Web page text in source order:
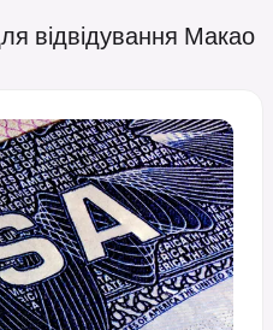
відвідування Макао